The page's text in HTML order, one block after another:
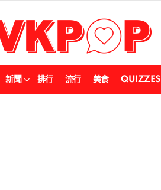
新聞 排行 流行 美食 QUIZZES